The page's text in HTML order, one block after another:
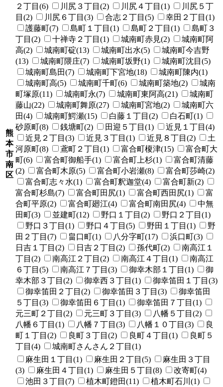
熊
本
市
南
区
２丁目(6)
川尻３丁目(2) 川尻４丁目(1)
川尻５丁
目(2)
川尻６丁目(3) 合志２丁目(5)
幸田２丁目(1)
護藤町(7)
島町１丁目(1) 島町２丁目(1)
島町３
丁目(2)
十禅寺２丁目(1) 城南町赤見(2)
城南町阿
高(2)
城南町碇(13) 城南町出水(5)
城南町今吉野
(13)
城南町隈庄(7) 城南町坂野(1)
城南町沈目(5)
城南町島田(7)
城南町下宮地(18)
城南町陳内(1)
城南町高(5)
城南町千町(6) 城南町築地(2)
城南
町塚原(11)
城南町永(7) 城南町東阿高(21)
城南町
藤山(22)
城南町舞原(27) 城南町宮地(2)
城南町六
田(4)
城南町鰐瀬(15) 白藤１丁目(2)
白石町(1)
砂原町(8)
銭塘町(2) 田迎５丁目(1)
近見１丁目(4)
近見２丁目(3)
近見３丁目(1) 近見８丁目(2)
土
河原町(8)
鳶町２丁目(1) 富合町榎津(15)
富合町大
町(6)
富合町御船手(1) 富合町上杉(1)
富合町清藤
(2)
富合町木原(5) 富合町小岩瀬(8)
富合町莎崎(2)
富合町志々水(1)
富合町釈迦堂(4)
富合町新(2)
富合町杉島(7)
富合町田尻(1) 富合町西田尻(1)
富
合町平原(2)
富合町廻江(4) 富合町南田尻(4)
中無
田町(3)
並建町(12) 野口１丁目(2)
野口２丁目(1)
野口３丁目(1)
野口４丁目(5) 野田１丁目(1)
野
田２丁目(7)
畠口町(1) 八分字町(17)
浜口町(3)
日吉１丁目(2)
日吉２丁目(2) 孫代町(2)
南高江１
丁目(2)
南高江２丁目(2) 南高江４丁目(1)
南高江
６丁目(5)
南高江７丁目(3) 御幸木部１丁目(1)
御
幸木部３丁目(2)
御幸西３丁目(1)
御幸笛田１丁目(3)
御幸笛田２丁目(2)
御幸笛田３丁目(3)
御幸笛田
５丁目(3)
御幸笛田６丁目(1)
御幸笛田７丁目(1)
元三町２丁目(2)
元三町３丁目(3)
八幡５丁目(2)
八幡６丁目(1)
八幡７丁目(3) 八幡１０丁目(3)
良
町１丁目(2)
良町３丁目(2) 良町４丁目(1)
良町５
丁目(4)
城南町さんさん２丁目(1)
麻生田１丁目(1) 麻生田２丁目(5)
麻生田３丁目
(3)
麻生田４丁目(1) 麻生田５丁目(8)
改寄町(4)
池田３丁目(7)
植木町鐙田(11)
植木町石川(1)